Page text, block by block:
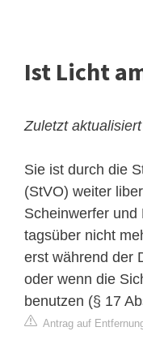
Ist Licht
Zuletzt
Sie ist durch die
(StVO) weiter
Scheinwerfer und
tagsüber nicht
erst während der
oder wenn die
benutzen (§ 17
Antrag auf